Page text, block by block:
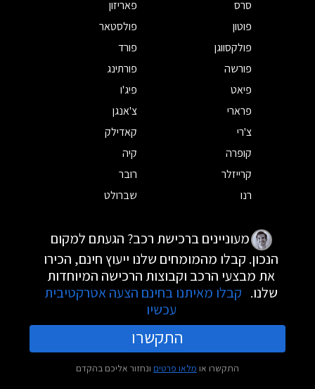
סרס
פאריזון
פוטון
פולסטאר
פולקסווגן
פורד
פורשה
פורתינג
פיאט
פיג'ו
פרארי
צ'אנגן
צ'רי
קאדילק
קופרה
קיה
קרייזלר
רובר
רנו
שברולט
מעוניינים ברכישת רכב? הגעתם למקום
הנכון. קבלו מהמומחים שלנו ייעוץ חינם, הכירו
את מבצעי הרכב וקבוצות הרכישה המיוחדות
שלנו. קבלו מאיתנו בחינם הצעה אטרקטיבית
עכשיו
התקשרו
התקשרו או מלאו פרטים ונחזור אליכם בהקדם